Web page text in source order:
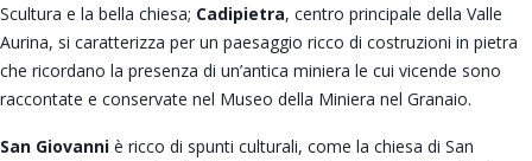
Scultura e la bella chiesa; Cadipietra, centro principale della Valle
Aurina, si caratterizza per un paesaggio ricco di costruzioni in pietra
che ricordano la presenza di un’antica miniera le cui vicende sono
raccontate e conservate nel Museo della Miniera nel Granaio.
San Giovanni è ricco di spunti culturali, come la chiesa di San